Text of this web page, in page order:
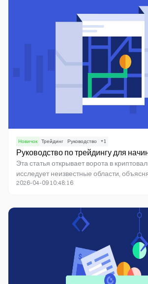
Новичок Трейдинг Руководство +1
Руководство по трейдингу для
Эта статья открывает ворота в
исследует неизвестные области,
криптопроекты и предупреждает
2026-04-09 10:48:16